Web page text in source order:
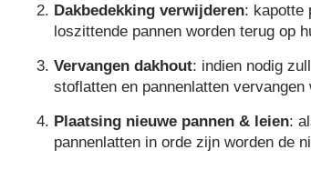
Dakbedekking verwijderen: kapotte
loszittende pannen worden terug op
Vervangen dakhout: indien nodig
stoflatten en pannenlatten vervangen
Plaatsing nieuwe pannen & leien:
pannenlatten in orde zijn worden de